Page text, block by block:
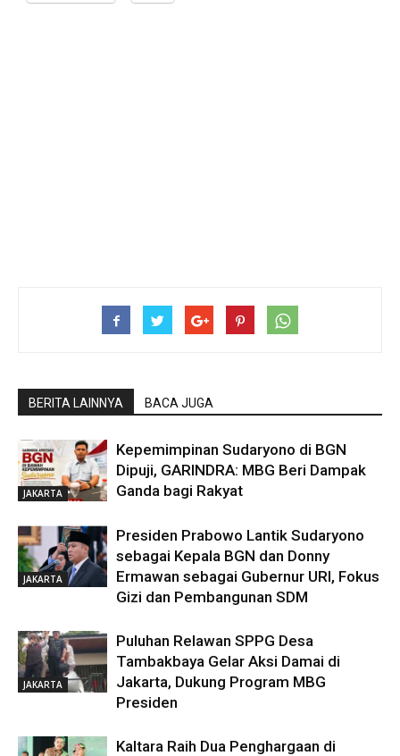
BERITA LAINNYA BACA JUGA
JAKARTA
Kepemimpinan Sudaryono di BGN
Dipuji, GARINDRA: MBG Beri Dampak
Ganda bagi Rakyat
JAKARTA
Presiden Prabowo Lantik Sudaryono
sebagai Kepala BGN dan Donny
Ermawan sebagai Gubernur URI, Fokus
Gizi dan Pembangunan SDM
JAKARTA
Puluhan Relawan SPPG Desa
Tambakbaya Gelar Aksi Damai di
Jakarta, Dukung Program MBG
Presiden
Kaltara Raih Dua Penghargaan di